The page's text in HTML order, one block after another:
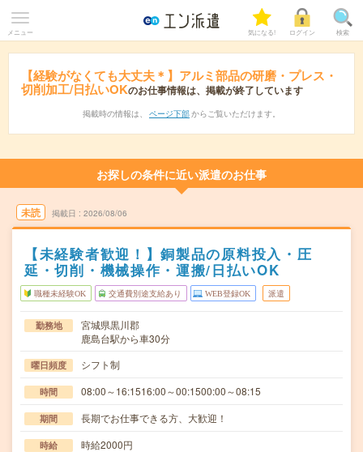
メニュー 気になる! ログイン 検索
【経験がなくても大丈夫＊】アルミ部品の研磨・プレス・
切削加工/日払いOKのお仕事情報は、掲載が終了しています
掲載時の情報は、 ページ下部 からご覧いただけます。
お探しの条件に近い派遣のお仕事
未読 掲載日 2026/08/06
【未経験者歓迎！】銅製品の原料投入・圧
延・切削・機械操作・運搬/日払いOK
職種未経験OK 交通費別途支給あり WEB登録OK 派遣
勤務地
宮城県黒川郡
鹿島台駅から車30分
曜日頻度 シフト制
時間 08:00～16:1516:00～00:1500:00～08:15
期間 長期でお仕事できる方、大歓迎！
時給 時給2000円